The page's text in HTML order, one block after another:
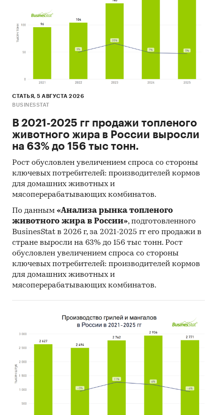
пригодная к дальнейшему использованию
данных с подробной информацией об
импорте в Россию и экспорте из
России
алюминиевой пудры
База включает в
Категория продукта
Производитель
Год импорта/экспорта
Месяц импорта/экспорта
Компании получатели и отправители
товара
Страны получатели, отправители и
производители товара
Объем импорта и экспорта в натуральном
выражении
Объем импорта и экспорта в стоимостном
выражении
Содержащиеся в базе данных сведения
позволят Вам самостоятельно выполнить
любые требующиеся запросы, которые не
включены в отчет.
Категории: Промышленность / ... / Цветная
/ Алюминий
Промышленность /
СТАТЬЯ, 5 АВГУСТА 2026
BUSINESSTAT
В 2021-2025 гг продажи топленого
животного жира в России выросли
на 63% до 156 тыс тонн.
Рост обусловлен увеличением спроса со стороны
ключевых потребителей: производителей кормов
для домашних животных и
мясоперерабатывающих комбинатов.
По данным «Анализа рынка топленого
животного жира в России», подготовленного
BusinesStat в 2026 г, за 2021-2025 гг его продажи в
стране выросли на 63% до 156 тыс тонн. Рост
обусловлен увеличением спроса со стороны
ключевых потребителей: производителей кормов
для домашних животных и
мясоперерабатывающих комбинатов.